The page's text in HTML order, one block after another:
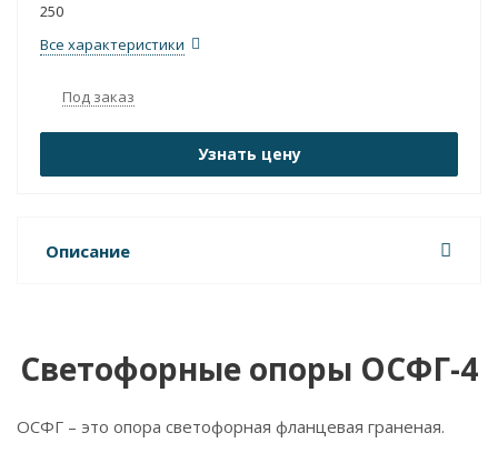
250
Все характеристики
Под заказ
Узнать цену
Описание
Светофорные опоры ОСФГ-4
ОСФГ – это опора светофорная фланцевая граненая.